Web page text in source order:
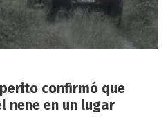
confirmó que
nene en un lugar